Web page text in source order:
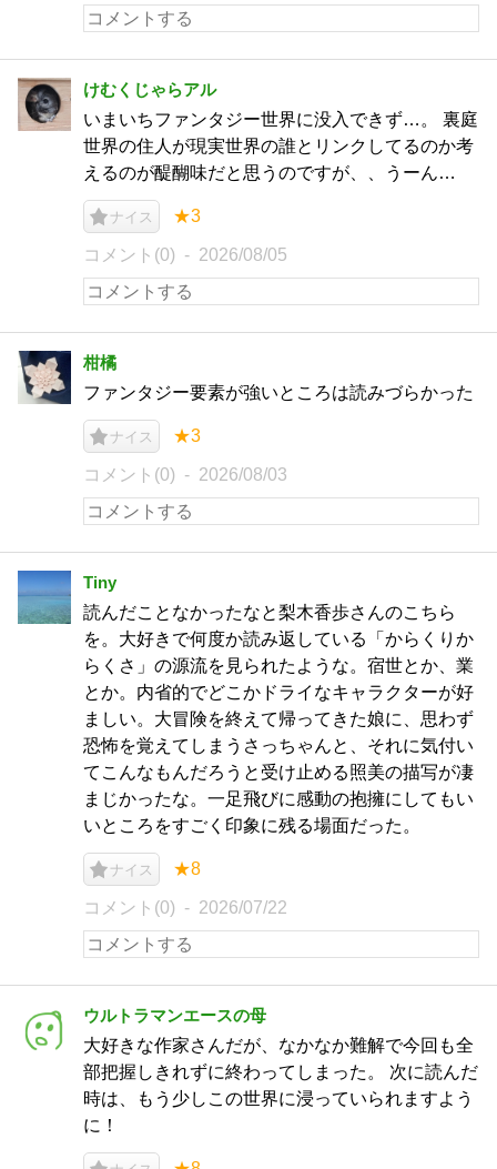
けむくじゃらアル
いまいちファンタジー世界に没入できず…。 裏庭
世界の住人が現実世界の誰とリンクしてるのか考
えるのが醍醐味だと思うのですが、、うーん…
ナイス ★3
コメント(0) 2026/08/05
柑橘
ファンタジー要素が強いところは読みづらかった
ナイス ★3
コメント(0) 2026/08/03
Tiny
読んだことなかったなと梨木香歩さんのこちら
を。大好きで何度か読み返している「からくりか
らくさ」の源流を見られたような。宿世とか、業
とか。内省的でどこかドライなキャラクターが好
ましい。大冒険を終えて帰ってきた娘に、思わず
恐怖を覚えてしまうさっちゃんと、それに気付い
てこんなもんだろうと受け止める照美の描写が凄
まじかったな。一足飛びに感動の抱擁にしてもい
いところをすごく印象に残る場面だった。
ナイス ★8
コメント(0) 2026/07/22
ウルトラマンエースの母
大好きな作家さんだが、なかなか難解で今回も全
部把握しきれずに終わってしまった。 次に読んだ
時は、もう少しこの世界に浸っていられますよう
に！